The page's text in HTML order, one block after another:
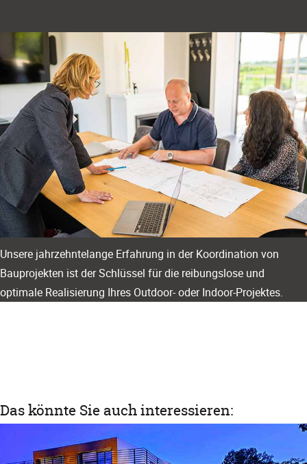
Unsere jahrzehntelange Erfahrung in der Koordination von
Bauprojekten ist der Schlüssel für die reibungslose und
optimale Realisierung Ihres Outdoor- oder Indoor-Projektes.
Das könnte Sie auch interessieren: